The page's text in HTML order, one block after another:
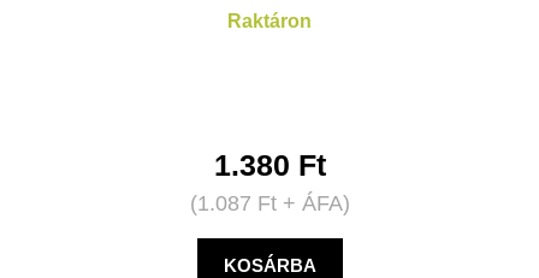
Raktáron
1.380 Ft
(1.087 Ft+ ÁFA)
KOSÁRBA